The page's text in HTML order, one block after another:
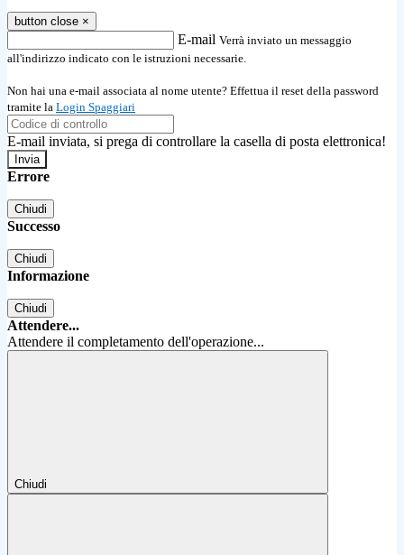
button close ×
E-mail Verrà inviato un messaggio
all'indirizzo indicato con le istruzioni necessarie.
Non hai una e-mail associata al nome utente? Effettua il reset della password
tramite la Login Spaggiari
E-mail inviata, si prega di controllare la casella di posta elettronica!
Errore
Chiudi
Successo
Chiudi
Informazione
Chiudi
Attendere...
Attendere il completamento dell'operazione...
Chiudi